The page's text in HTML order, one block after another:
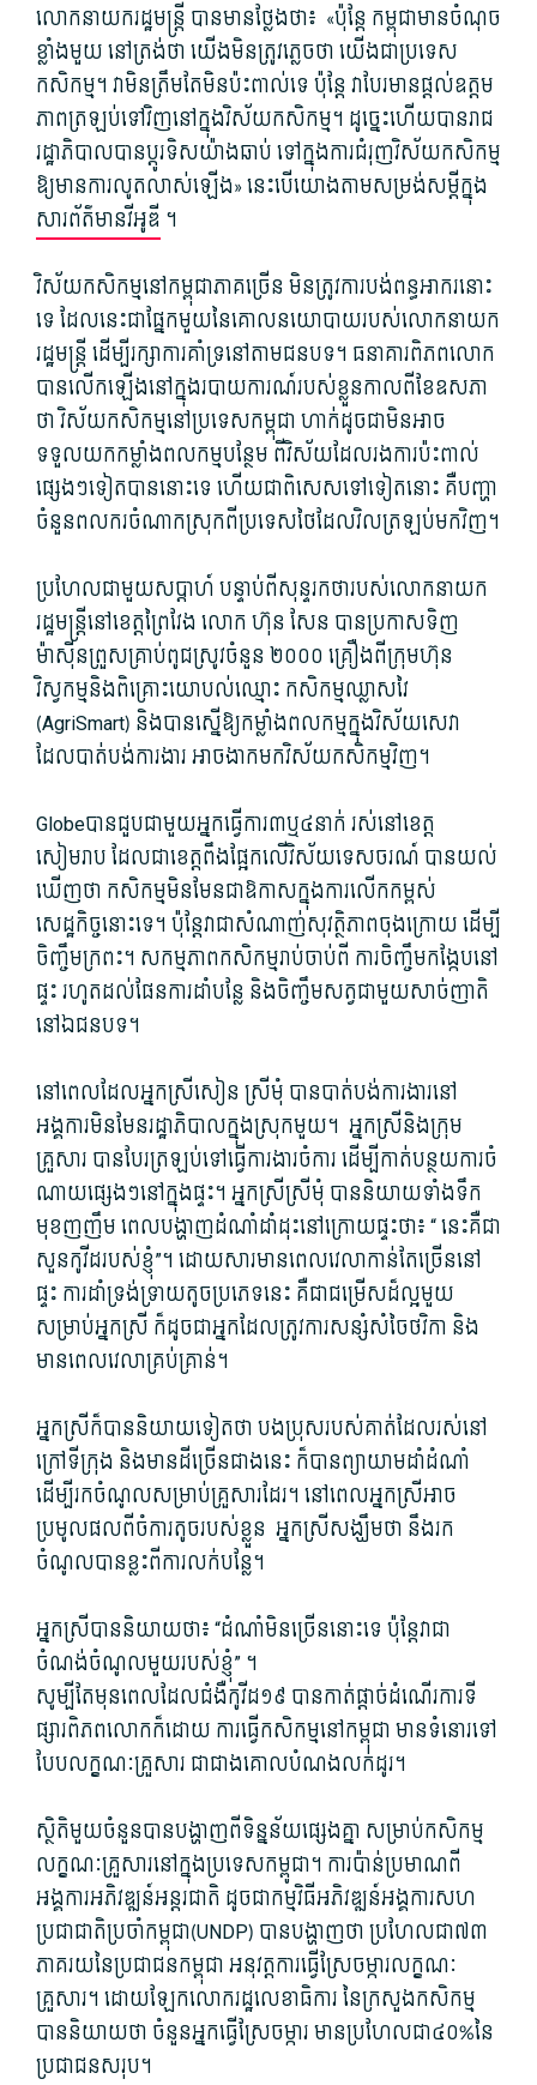
លោកនាយក​រដ្ឋមន្ត្រី បាន​មាន​ថ្លែង​ថា៖ «ប៉ុន្តែ កម្ពុជា​មាន​ចំណុច
ខ្លាំង​មួយ នៅត្រង់​ថា យើង​មិន​ត្រូវ​ភ្លេច​ថា យើង​ជា​ប្រទេស​
កសិកម្ម។ វា​មិន​ត្រឹមតែ​មិន​ប៉ះពាល់​ទេ ប៉ុន្តែ វា​បែរ​មាន​ផ្តល់​ឧត្ដម
ភាព​ត្រឡប់ទៅវិញ​នៅក្នុង​វិស័យ​កសិកម្ម។ ដូច្នេះហើយ​បាន​រាជ
រដ្ឋាភិបាល​បាន​ប្តូរ​ទិស​យ៉ាង​ឆាប់ ទៅ​ក្នុង​ការជំរុញ​វិស័យ​កសិកម្ម
ឱ្យ​មានការ​លូតលាស់​ឡើង» នេះ​បើ​យោង​តាម​សម្រង់​សម្តី​ក្នុង​
សារព័ត៌មាន​វី​អូ​ឌី ។
វិស័យ​កសិកម្ម​នៅ​កម្ពុជា​ភាគច្រើន មិន​ត្រូវការ​បង់ពន្ធ​អាករ​នោះ​
ទេ ដែល​នេះ​ជាផ្នែក​មួយ​នៃ​គោលនយោបាយ​របស់​លោកនាយក​
រដ្ឋមន្ត្រី ដើម្បី​រក្សា​ការ​គាំទ្រ​នៅ​តាម​ជនបទ។ ធនាគារពិភពលោក​
បាន​លើកឡើង​នៅក្នុង​របាយការណ៍​របស់​ខ្លួន​កាលពី​ខែឧសភា​
ថា វិស័យ​កសិកម្ម​នៅ​ប្រទេស​កម្ពុជា ហាក់ដូចជា​មិន​អាច​
ទទួលយក​កម្លាំង​ពលកម្ម​បន្ថែម ពី​វិស័យ​ដែល​រង​ការ​ប៉ះ​ពាល់​
ផ្សេង​ៗទៀត​បាន​នោះ​ទេ ហើយ​ជាពិសេស​ទៅទៀត​នោះ គឺ​បញ្ហា​
ចំនួន​ពលករ​ចំណាកស្រុក​ពី​ប្រទេស​ថៃ​ដែល​វិលត្រឡប់​មកវិញ។
ប្រហែលជា​មួយ​សប្តាហ៍ បន្ទាប់ពី​សុន្ទរកថា​របស់​លោកនាយក​
រដ្ឋមន្ត្រី​នៅ​ខេត្តព្រៃវែង លោក ហ៊ុន សែន បាន​ប្រកាស​ទិញ​
ម៉ាស៊ីន​ព្រួស​គ្រាប់ពូជ​ស្រូវ​ចំនួន ២០០០ គ្រឿង​ពី​ក្រុមហ៊ុន​
វិស្វកម្ម​និង​ពិគ្រោះ​យោបល់​ឈ្មោះ កសិកម្ម​ឈ្លាសវៃ
(AgriSmart​) និង​បាន​ស្នើ​ឱ្យ​កម្លាំង​ពលកម្ម​ក្នុង​វិស័យ​សេវា
ដែល​បាត់បង់​ការងារ អាច​ងាក​មក​វិស័យ​កសិកម្ម​វិញ។
Globeបាន​ជួប​ជាមួយ​អ្នកធ្វើការ៣ឬ៤នាក់ រស់នៅ​ខេត្ត
សៀមរាប ដែល​ជា​ខេត្ត​ពឹងផ្អែក​លើ​វិស័យ​ទេសចរណ៍ បាន​យល់
ឃើញ​ថា កសិកម្ម​មិនមែន​ជា​ឱកាស​ក្នុង​ការ​លើកកម្ពស់​
សេដ្ឋកិច្ច​នោះ​ទេ។ ប៉ុន្តែ​វា​ជា​សំណាញ់​សុវត្ថិភាព​ចុងក្រោយ ដើម្បី​
ចិញ្ចឹម​ក្រពះ។ សកម្មភាព​កសិកម្ម​រាប់​ចាប់ពី ការ​ចិញ្ចឹម​កង្កែប​នៅ
ផ្ទះ រហូតដល់​ផែនការ​ដាំ​បន្លែ និង​ចិញ្ចឹមសត្វ​ជាមួយ​សាច់ញាតិ​
នៅ​ឯជនបទ។
នៅពេល​ដែល​អ្នកស្រី​សៀន ស្រីមុំ បាន​បាត់បង់​ការងារ​នៅ​
អង្គការ​មិនមែន​រដ្ឋាភិបាល​ក្នុង​ស្រុក​មួយ។ អ្នកស្រី​និង​ក្រុម​
គ្រួសារ បាន​បែរ​ត្រឡប់ទៅ​ធ្វើការងារ​ចំការ ដើម្បី​កាត់បន្ថយ​ការ​ចំ​
ណាយ​ផ្សេង​ៗនៅក្នុង​ផ្ទះ។ អ្នកស្រី​ស្រីមុំ បាន​និយាយ​ទាំង​ទឹក
មុខ​ញញឹម ពេល​បង្ហាញ​ដំណាំ​ដាំដុះ​នៅ​ក្រោយផ្ទះ​ថា៖ “ នេះ​គឺជា​
សួន​កូ​វី​ដរ​បស់​ខ្ញុំ​”។ ដោយសារ​មាន​ពេលវេលា​កាន់តែ​ច្រើន​នៅ
ផ្ទះ ការ​ដាំ​ទ្រង់ទ្រាយ​តូច​ប្រភេទ​នេះ គឺជា​ជម្រើស​ដ៏​ល្អ​មួយ​
សម្រាប់​អ្នកស្រី ក៏ដូចជា​អ្នក​ដែល​ត្រូវការ​សន្សំសំចៃ​ថវិកា និង​
មាន​ពេលវេលា​គ្រប់គ្រាន់។
អ្នកស្រី​ក៏បាន​និយាយ​ទៀត​ថា បងប្រុស​របស់​គាត់​ដែល​រស់នៅ​
ក្រៅ​ទីក្រុង និង​មាន​ដី​ច្រើនជាង​នេះ ក៏បាន​ព្យាយាម​ដាំដំណាំ​
ដើម្បី​រកចំណូល​សម្រាប់​គ្រួសារ​ដែរ។ នៅពេល​អ្នកស្រី​អាច​
ប្រមូល​ផល​ពី​ចំការ​តូច​របស់​ខ្លួន​ អ្នកស្រី​សង្ឃឹមថា នឹង​រក
ចំណូល​បាន​ខ្លះ​ពី​ការ​លក់​បន្លែ។
អ្នកស្រី​បាន​និយាយ​ថា៖ “ដំណាំ​មិន​ច្រើន​នោះ​ទេ ប៉ុន្តែ​វា​ជា​
ចំណង់​ចំណូល​មួយ​របស់ខ្ញុំ​” ។
សូម្បីតែ​មុន​ពេល​ដែល​ជំងឺ​កូ​វីដ១៩ បាន​កាត់​ផ្តាច់​ដំណើរការ​ទី
ផ្សារ​ពិភពលោក​ក៏ដោយ ការ​ធ្វើ​កសិកម្ម​នៅ​កម្ពុជា មាន​ទំនោរ​ទៅ​
បែប​លក្ខណៈ​គ្រួសារ ជាជាង​គោលបំណង​លក់ដូរ។
ស្ថិតិ​មួយចំនួន​បាន​បង្ហាញ​ពី​ទិន្នន័យ​ផ្សេងគ្នា សម្រាប់​កសិកម្ម​
លក្ខណៈ​គ្រួសារ​នៅក្នុង​ប្រទេស​កម្ពូ​ជា។ ការ​ប៉ាន់ប្រមាណ​ពី​
អង្គការ​អភិវឌ្ឍន៍​អន្តរជាតិ ដូចជា​កម្មវិធី​អភិវឌ្ឍន៍​អង្គការសហ
ប្រជាជាតិ​ប្រចាំ​កម្ពុជា​(UNDP​) បាន​បង្ហាញថា ប្រហែលជា៧៣
ភាគរយ​នៃ​ប្រជាជន​កម្ពុជា អនុវត្ត​ការ​ធ្វើស្រែ​ចម្ការ​លក្ខណៈ​
គ្រួសារ។ ដោយឡែក​លោក​រដ្ឋលេខាធិការ នៃ​ក្រសួង​កសិកម្ម
បាន​និយាយ​ថា ចំនួន​អ្នកធ្វើ​ស្រែ​ចម្ការ មាន​ប្រហែលជា៤០​%នៃ​
ប្រជាជន​សរុប។